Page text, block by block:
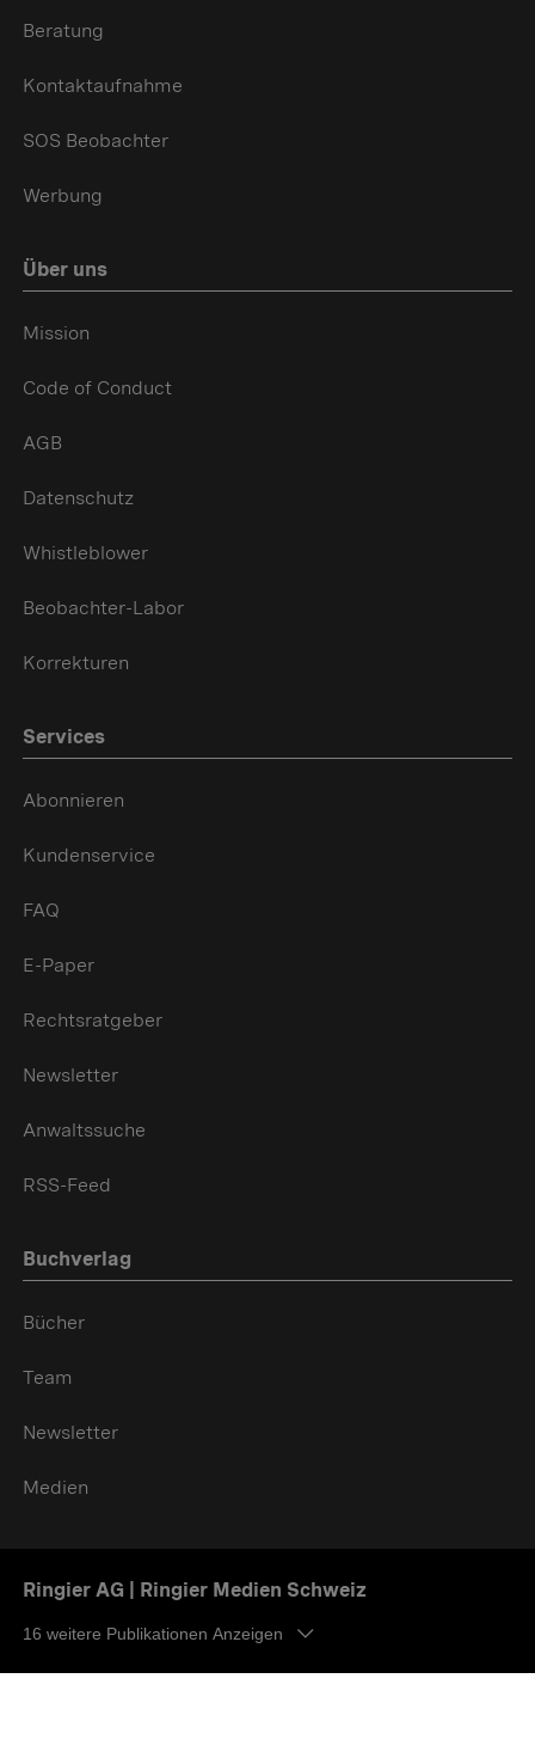
Beratung
Kontaktaufnahme
SOS Beobachter
Werbung
Über uns
Mission
Code of Conduct
AGB
Datenschutz
Whistleblower
Beobachter-Labor
Korrekturen
Services
Abonnieren
Kundenservice
FAQ
E-Paper
Rechtsratgeber
Newsletter
Anwaltssuche
RSS-Feed
Buchverlag
Bücher
Team
Newsletter
Medien
Ringier AG | Ringier Medien Schweiz
16 weitere Publikationen Anzeigen